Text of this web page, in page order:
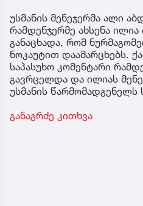
უსმანის მენეჯერმა ალი
რამდენჯერმე ახსენა
განაცხადა, რომ
ნოკაუტით დაამარცხებს.
საპასუხო კომენტარი
გავრცელდა და ილიას
უსმანის წარმომადგენელს
განაგრძე კითხვა